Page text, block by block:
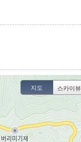
지도 스카이뷰